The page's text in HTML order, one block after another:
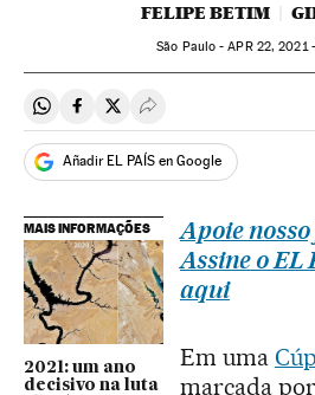
FELIPE BETIM
São Paulo -APR22, 2021 -
Compartir en Whatsapp
Compartir en Facebook
Compartir en Twitter
Desplegar Redes
Añadir EL PAÍS en Google
MAIS INFORMAÇÕES
2021: um ano
decisivo na luta
Apoie
Assine o EL
aqui
Em uma
marcada